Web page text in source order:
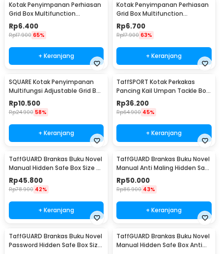
Kotak Penyimpanan Perhiasan
Grid Box Multifunction
Organizer 24 Slot - J13/J24
Rp6.400
Rp17.900 65%
+ Keranjang
Kotak Penyimpanan Perhiasan
Grid Box Multifunction
Organizer 13 Slot - J13/J24
Rp6.700
Rp17.900 63%
+ Keranjang
SQUARE Kotak Penyimpanan
Multifungsi Adjustable Grid Box
24 Slot - J24D
Rp10.500
Rp24.900 58%
+ Keranjang
TaffSPORT Kotak Perkakas
Pancing Kail Umpan Tackle Box
14 Grid - LYH-1017
Rp36.200
Rp64.900 45%
+ Keranjang
TaffGUARD Brankas Buku Novel
Manual Hidden Safe Box Size S
- KB-20L
Rp45.800
Rp78.900 42%
+ Keranjang
TaffGUARD Brankas Buku Novel
Manual Anti Maling Hidden Safe
Box Size S - KB-20L
Rp50.000
Rp86.900 43%
+ Keranjang
TaffGUARD Brankas Buku Novel
Password Hidden Safe Box Size
TaffGUARD Brankas Buku Novel
Manual Hidden Safe Box Anti